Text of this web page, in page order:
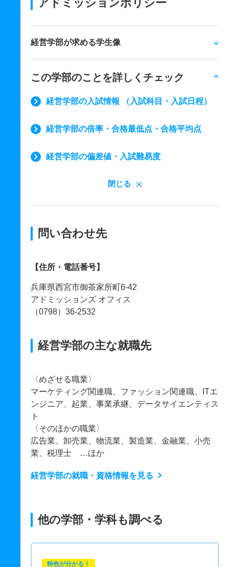
アドミッションポリシー
経営学部が求める学生像
この学部のことを詳しくチェック
経営学部の入試情報 （入試科目・入試日程）
経営学部の倍率・合格最低点・合格平均点
経営学部の偏差値・入試難易度
閉じる
問い合わせ先
【住所・電話番号】
兵庫県西宮市御茶家所町6-42
アドミッションズ オフィス
（0798）36-2532
経営学部の主な就職先
〈めざせる職業〉
マーケティング関連職、ファッション関連職、ITエ
ンジニア、起業、事業承継、データサイエンティス
ト
〈そのほかの職業〉
広告業、卸売業、物流業、製造業、金融業、小売
業、税理士 …ほか
経営学部の就職・資格情報を見る
他の学部・学科も調べる
特色が分かる！